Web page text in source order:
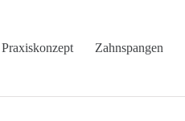
Praxiskonzept Zahnspangen